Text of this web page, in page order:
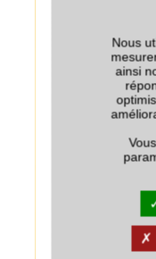
Nous
ainsi